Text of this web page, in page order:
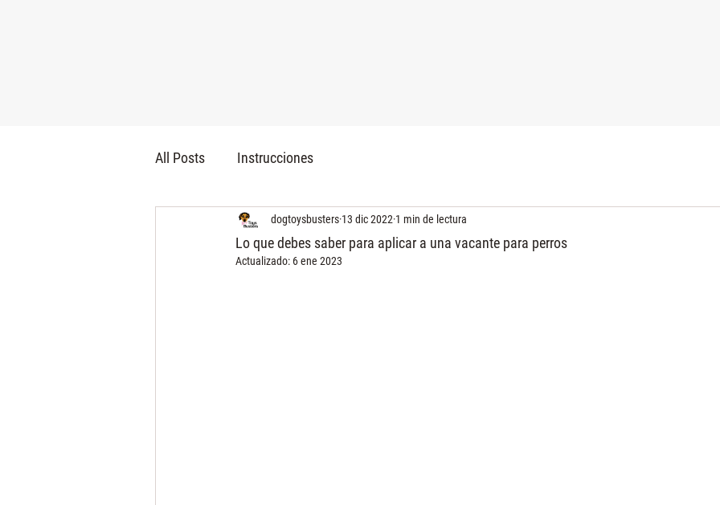
All Posts Instrucciones
Lo que debes saber para aplicar a una vacante para perros
dogtoysbusters 13 dic 2022 1 min de lectura
Actualizado: 6 ene 2023